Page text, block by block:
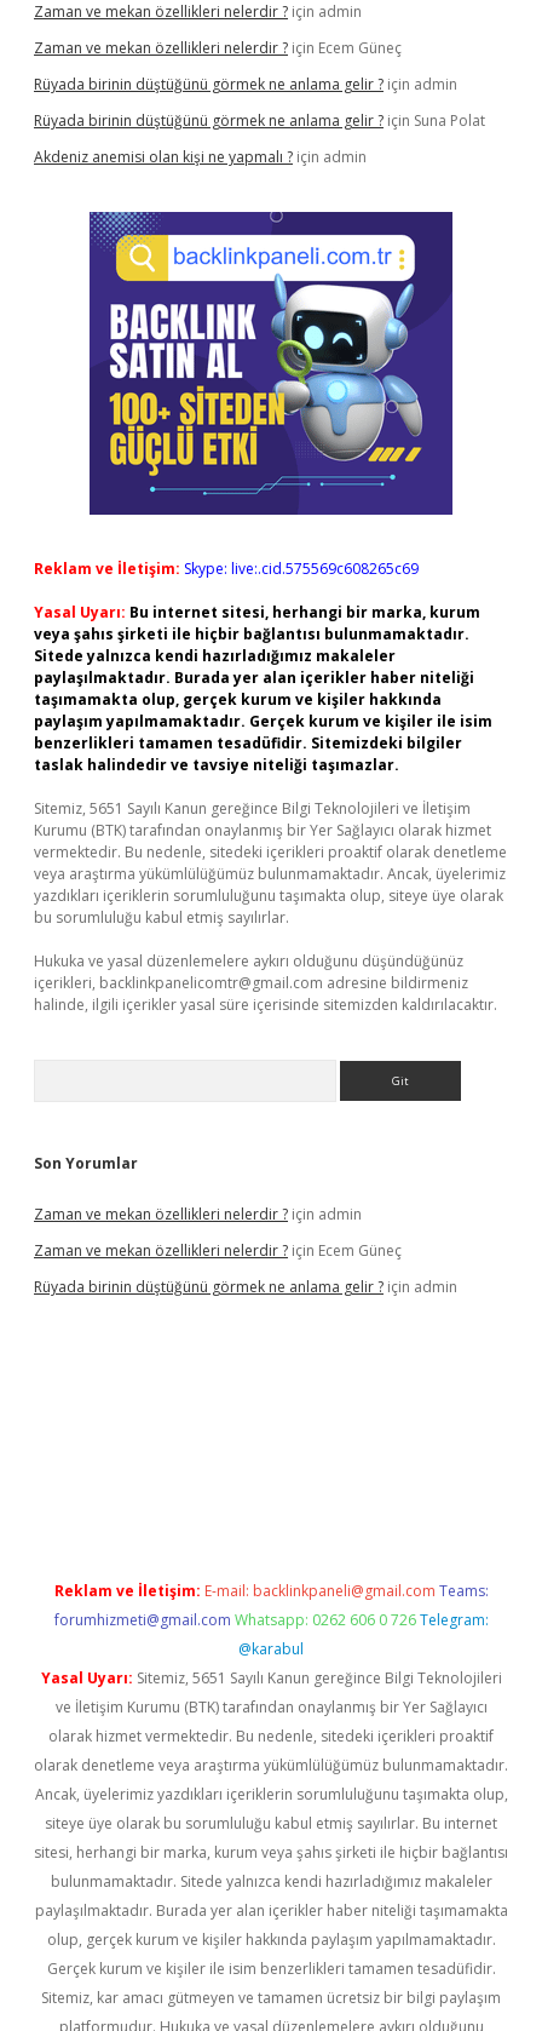
Zaman ve mekan özellikleri nelerdir ? için admin
Zaman ve mekan özellikleri nelerdir ? için Ecem Güneç
Rüyada birinin düştüğünü görmek ne anlama gelir ? için admin
Rüyada birinin düştüğünü görmek ne anlama gelir ? için Suna Polat
Akdeniz anemisi olan kişi ne yapmalı ? için admin
Reklam ve İletişim: Skype: live:.cid.575569c608265c69
Yasal Uyarı: Bu internet sitesi, herhangi bir marka, kurum
veya şahıs şirketi ile hiçbir bağlantısı bulunmamaktadır.
Sitede yalnızca kendi hazırladığımız makaleler
paylaşılmaktadır. Burada yer alan içerikler haber niteliği
taşımamakta olup, gerçek kurum ve kişiler hakkında
paylaşım yapılmamaktadır. Gerçek kurum ve kişiler ile isim
benzerlikleri tamamen tesadüfidir. Sitemizdeki bilgiler
taslak halindedir ve tavsiye niteliği taşımazlar.
Sitemiz, 5651 Sayılı Kanun gereğince Bilgi Teknolojileri ve İletişim
Kurumu (BTK) tarafından onaylanmış bir Yer Sağlayıcı olarak hizmet
vermektedir. Bu nedenle, sitedeki içerikleri proaktif olarak denetleme
veya araştırma yükümlülüğümüz bulunmamaktadır. Ancak, üyelerimiz
yazdıkları içeriklerin sorumluluğunu taşımakta olup, siteye üye olarak
bu sorumluluğu kabul etmiş sayılırlar.
Hukuka ve yasal düzenlemelere aykırı olduğunu düşündüğünüz
içerikleri, backlinkpanelicomtr@gmail.com adresine bildirmeniz
halinde, ilgili içerikler yasal süre içerisinde sitemizden kaldırılacaktır.
Son Yorumlar
Zaman ve mekan özellikleri nelerdir ? için admin
Zaman ve mekan özellikleri nelerdir ? için Ecem Güneç
Rüyada birinin düştüğünü görmek ne anlama gelir ? için admin
Reklam ve İletişim: E-mail: backlinkpaneli@gmail.com Teams:
forumhizmeti@gmail.com Whatsapp: 0262 606 0 726 Telegram:
@karabul
Yasal Uyarı: Sitemiz, 5651 Sayılı Kanun gereğince Bilgi Teknolojileri
ve İletişim Kurumu (BTK) tarafından onaylanmış bir Yer Sağlayıcı
olarak hizmet vermektedir. Bu nedenle, sitedeki içerikleri proaktif
olarak denetleme veya araştırma yükümlülüğümüz bulunmamaktadır.
Ancak, üyelerimiz yazdıkları içeriklerin sorumluluğunu taşımakta olup,
siteye üye olarak bu sorumluluğu kabul etmiş sayılırlar. Bu internet
sitesi, herhangi bir marka, kurum veya şahıs şirketi ile hiçbir bağlantısı
bulunmamaktadır. Sitede yalnızca kendi hazırladığımız makaleler
paylaşılmaktadır. Burada yer alan içerikler haber niteliği taşımamakta
olup, gerçek kurum ve kişiler hakkında paylaşım yapılmamaktadır.
Gerçek kurum ve kişiler ile isim benzerlikleri tamamen tesadüfidir.
Sitemiz, kar amacı gütmeyen ve tamamen ücretsiz bir bilgi paylaşım
platformudur. Hukuka ve yasal düzenlemelere aykırı olduğunu